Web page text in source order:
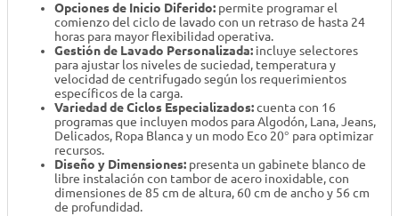
Opciones de Inicio Diferido: permite programar el
comienzo del ciclo de lavado con un retraso de hasta 24
horas para mayor flexibilidad operativa.
Gestión de Lavado Personalizada: incluye selectores
para ajustar los niveles de suciedad, temperatura y
velocidad de centrifugado según los requerimientos
específicos de la carga.
Variedad de Ciclos Especializados:cuenta con 16
programas que incluyen modos para Algodón, Lana, Jeans,
Delicados, Ropa Blanca y un modo Eco 20° para optimizar
recursos.
Diseño y Dimensiones: presenta un gabinete blanco de
libre instalación con tambor de acero inoxidable, con
dimensiones de 85 cm de altura, 60 cm de ancho y 56 cm
de profundidad.